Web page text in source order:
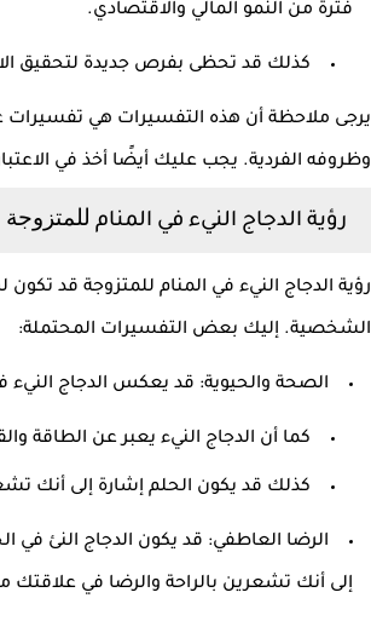
فترة من النمو المالي والاقتصادي.
كذلك قد تحظى بفرص جديدة لتحقيق
يرجى ملاحظة أن هذه التفسيرات هي تفسيرات
وظروفه الفردية. يجب عليك أيضًا أخذ في
رؤية الدجاج النيء في المنام للمتزوجة
رؤية الدجاج النيء في المنام للمتزوجة قد
الشخصية. إليك بعض التفسيرات المحتملة:
الصحة والحيوية: قد يعكس الدجاج النيء
كما أن الدجاج النيء يعبر عن الطاقة
كذلك قد يكون الحلم إشارة إلى أنك
الرضا العاطفي: قد يكون الدجاج النئ في
إلى أنك تشعرين بالراحة والرضا في